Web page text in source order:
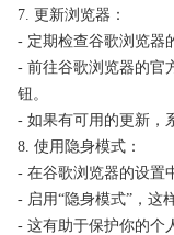
7. 更新浏览器：
- 定期检查谷歌浏览器
- 前往谷歌浏览器的官
钮。
- 如果有可用的更新，
8. 使用隐身模式：
- 在谷歌浏览器的设置
- 启用“隐身模式”，这
- 这有助于保护你的个